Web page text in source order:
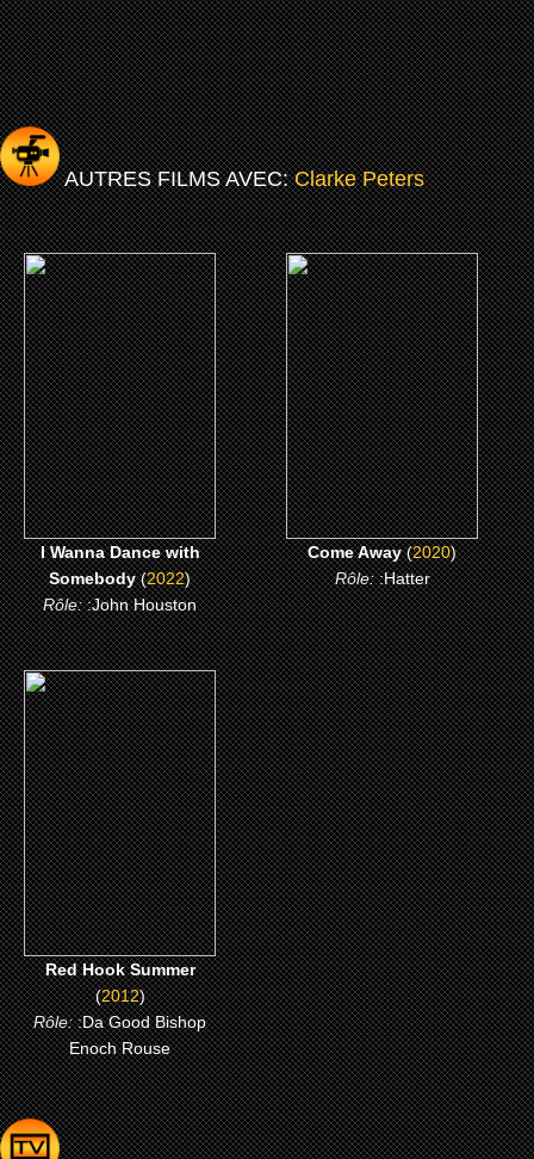
AUTRES FILMS AVEC:Clarke Peters
(2022)
I Wanna Dance with
Somebody
CLICK ME
I Wanna Dance with
Somebody(2022)
Rôle::John Houston
(2020)
Come Away
CLICK ME
Come Away(2020)
Rôle::Hatter
(2012)
Red Hook Summer
CLICK ME
Red Hook Summer
(2012)
Rôle::Da Good Bishop
Enoch Rouse